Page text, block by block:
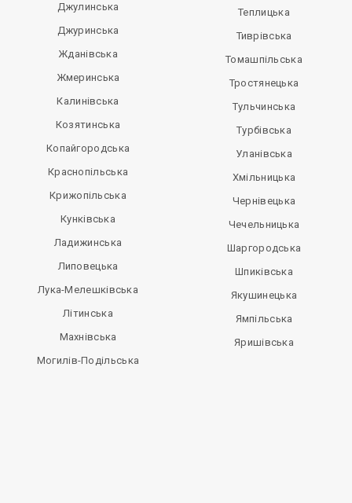
Джулинська
Джуринська
Жданівська
Жмеринська
Калинівська
Козятинська
Копайгородська
Краснопільська
Крижопільська
Кунківська
Ладижинська
Липовецька
Лука-Мелешківська
Літинська
Махнівська
Могилів-Подільська
Теплицька
Тиврівська
Томашпільська
Тростянецька
Тульчинська
Турбівська
Уланівська
Хмільницька
Чернівецька
Чечельницька
Шаргородська
Шпиківська
Якушинецька
Ямпільська
Яришівська